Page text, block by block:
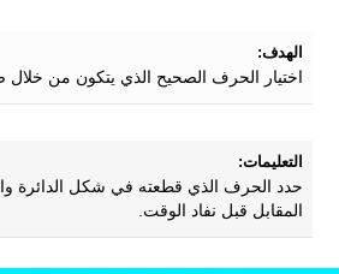
الهدف:
اختيار الحرف الصحيح الذي يتكون من خلال
التعليمات:
حدد الحرف الذي قطعته في شكل الدائرة
المقابل قبل نفاد الوقت.